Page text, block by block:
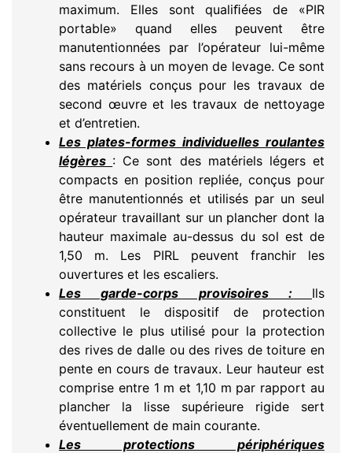
maximum. Elles sont qualiﬁées de «PIR
portable» quand elles peuvent être
manutentionnées par l’opérateur lui-même
sans recours à un moyen de levage. Ce sont
des matériels conçus pour les travaux de
second œuvre et les travaux de nettoyage
et d’entretien.
Les plates-formes individuelles roulantes
légères : Ce sont des matériels légers et
compacts en position repliée, conçus pour
être manutentionnés et utilisés par un seul
opérateur travaillant sur un plancher dont la
hauteur maximale au-dessus du sol est de
1,50 m. Les PIRL peuvent franchir les
ouvertures et les escaliers.
Les garde-corps provisoires : Ils
constituent le dispositif de protection
collective le plus utilisé pour la protection
des rives de dalle ou des rives de toiture en
pente en cours de travaux. Leur hauteur est
comprise entre 1 m et 1,10 m par rapport au
plancher la lisse supérieure rigide sert
éventuellement de main courante.
Les protections périphériques